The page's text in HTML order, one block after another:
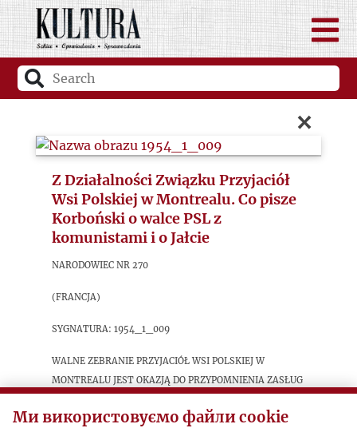
×
Z Działalności Związku Przyjaciół
Wsi Polskiej w Montrealu. Co pisze
Korboński o walce PSL z
komunistami i o Jałcie
Narodowiec nr 270
(Francja)
sygnatura: 1954_1_009
Walne Zebranie Przyjaciół Wsi Polskiej w
Montrealu jest okazją do przypomnienia zasług
i postawy ruchu ludowego na emigracji i w kraju
w latach 1945-1947.
Ми використовуємо файли cookie